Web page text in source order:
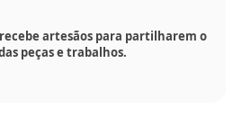
artesãos para partilharem o
peças e trabalhos.